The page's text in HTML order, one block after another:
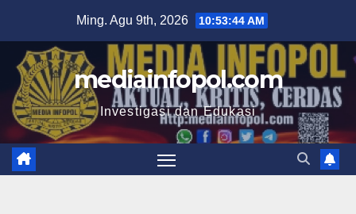
content
Ming. Agu 9th, 2026 10:53:45 AM
mediainfopol.com
Investigasi dan Edukasi